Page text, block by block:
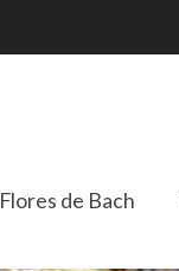
Flores de Bach